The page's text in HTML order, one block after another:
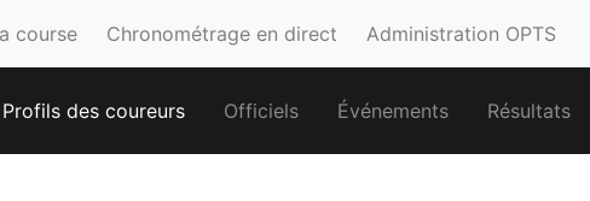
course Chronométrage en direct Administration OPTS
Profils des coureurs Officiels Événements Résultats